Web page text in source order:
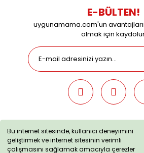
Bu internet sitesinde, kullanıcı deneyimini
geliştirmek ve internet sitesinin verimli
çalışmasını sağlamak amacıyla çerezler
E-BÜLTEN!
uygunamama.com'un
olmak için
uygunamama.com © 2019 - Tüm